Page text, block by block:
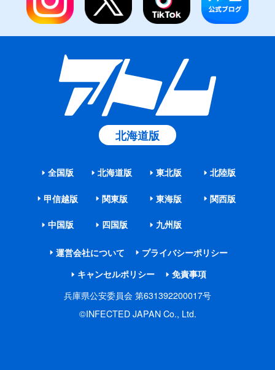
北海道版
全国版 北海道版 東北版 北陸版
甲信越版 関東版 東海版 関西版
中国版 四国版 九州版
運営会社について
プライバシーポリシー
キャンセルポリシー
免責事項
兵庫県公安委員会 第631392200017号
©INFECTED JAPAN Co., Ltd.